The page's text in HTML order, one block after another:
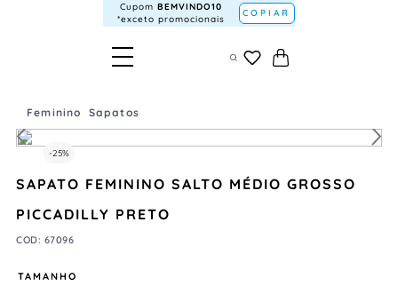
Cupom BEMVINDO10
*exceto promocionais
COPIAR
Feminino Sapatos
-25%
SAPATO FEMININO SALTO MÉDIO GROSSO
PICCADILLY PRETO
COD: 67096
TAMANHO